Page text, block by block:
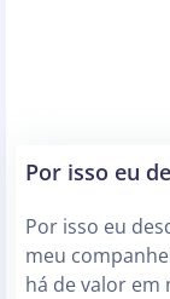
Por isso eu
Por isso eu
meu
há de valor em